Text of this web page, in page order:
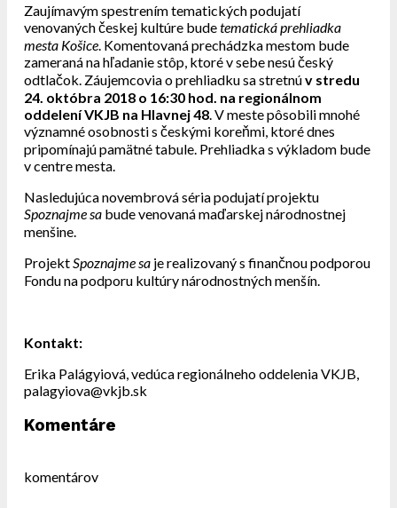
Zaujímavým spestrením tematických podujatí
venovaných českej kultúre budetematická prehliadka
mesta Košice. Komentovaná prechádzka mestom bude
zameraná na hľadanie stôp, ktoré v sebe nesú český
odtlačok. Záujemcovia o prehliadku sa stretnúv stredu
24. októbra 2018 o 16:30 hod. na regionálnom
oddelení VKJB na Hlavnej 48. V meste pôsobili mnohé
významné osobnosti s českými koreňmi, ktoré dnes
pripomínajú pamätné tabule. Prehliadka s výkladom bude
v centre mesta.
Nasledujúca novembrová séria podujatí projektu
Spoznajme sabude venovaná maďarskej národnostnej
menšine.
ProjektSpoznajme saje realizovaný s finančnou podporou
Fondu na podporu kultúry národnostných menšín.
Kontakt:
Erika Palágyiová, vedúca regionálneho oddelenia VKJB,
palagyiova@vkjb.sk
Komentáre
komentárov